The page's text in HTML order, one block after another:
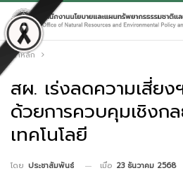
หน้าหลัก
สผ. เร่งลดความเสี่ย
ด้วยการควบคุมเชิงก
เทคโนโลยี
โดย ประชาสัมพันธ์ เมื่อ 23 ธันวาคม 2568